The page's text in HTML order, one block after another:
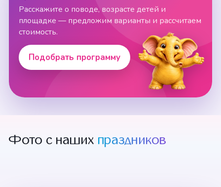
Расскажите о поводе, возрасте детей и
площадке — предложим варианты и рассчитаем
стоимость.
Подобрать программу
Фото с наших праздников